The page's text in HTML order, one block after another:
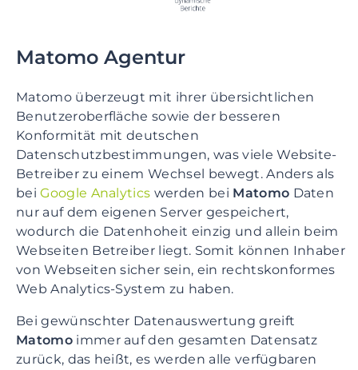
Matomo Agentur
Matomo überzeugt mit ihrer übersichtlichen
Benutzeroberfläche sowie der besseren
Konformität mit deutschen
Datenschutzbestimmungen, was viele Website-
Betreiber zu einem Wechsel bewegt. Anders als
beiGoogle Analytics werden bei Matomo Daten
nur auf dem eigenen Server gespeichert,
wodurch die Datenhoheit einzig und allein beim
Webseiten Betreiber liegt. Somit können Inhaber
von Webseiten sicher sein, ein rechtskonformes
Web Analytics-System zu haben.
Bei gewünschter Datenauswertung greift
Matomo immer auf den gesamten Datensatz
zurück, das heißt, es werden alle verfügbaren